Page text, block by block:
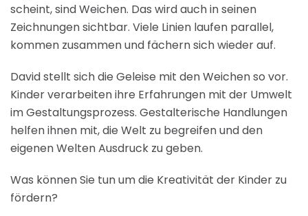
scheint, sind Weichen. Das wird auch in seinen
Zeichnungen sichtbar. Viele Linien laufen parallel,
kommen zusammen und fächern sich wieder auf.
David stellt sich die Geleise mit den Weichen so vor.
Kinder verarbeiten ihre Erfahrungen mit der Umwelt
im Gestaltungsprozess. Gestalterische Handlungen
helfen ihnen mit, die Welt zu begreifen und den
eigenen Welten Ausdruck zu geben.
Was können Sie tun um die Kreativität der Kinder zu
fördern?